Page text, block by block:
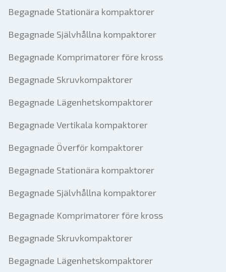
Begagnade Stationära kompaktorer
Begagnade Självhållna kompaktorer
Begagnade Komprimatorer före kross
Begagnade Skruvkompaktorer
Begagnade Lägenhetskompaktorer
Begagnade Vertikala kompaktorer
Begagnade Överför kompaktorer
Begagnade Stationära kompaktorer
Begagnade Självhållna kompaktorer
Begagnade Komprimatorer före kross
Begagnade Skruvkompaktorer
Begagnade Lägenhetskompaktorer